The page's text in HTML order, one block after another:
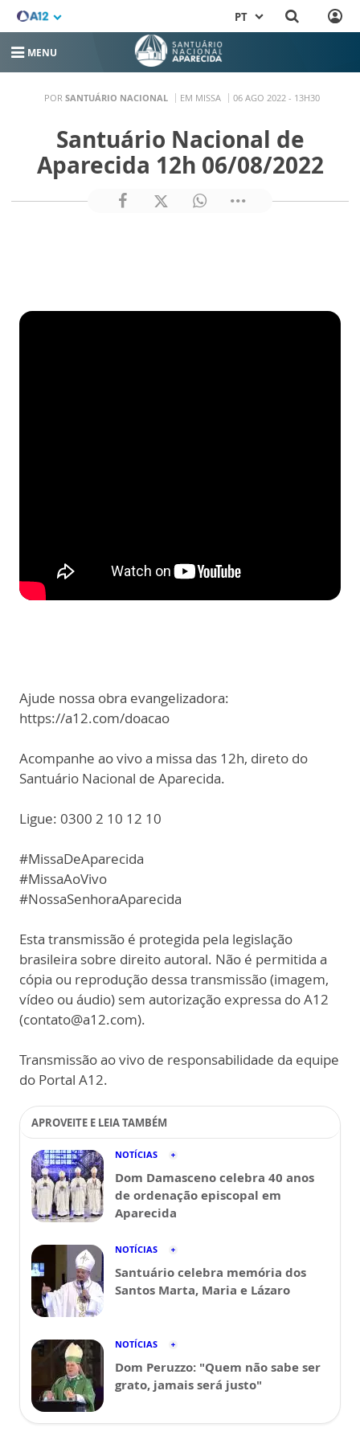
PT
MENU
POR SANTUÁRIO NACIONAL EM MISSA 06 AGO 2022 - 13H30
Santuário Nacional de
Aparecida 12h 06/08/2022
Ajude nossa obra evangelizadora:
https://a12.com/doacao
Acompanhe ao vivo a missa das 12h, direto do
Santuário Nacional de Aparecida.
Ligue: 0300 2 10 12 10
#MissaDeAparecida
#MissaAoVivo
#NossaSenhoraAparecida
Esta transmissão é protegida pela legislação
brasileira sobre direito autoral. Não é permitida a
cópia ou reprodução dessa transmissão (imagem,
vídeo ou áudio) sem autorização expressa do A12
(contato@a12.com).
Transmissão ao vivo de responsabilidade da equipe
do Portal A12.
APROVEITE E LEIA TAMBÉM
NOTÍCIAS
Dom Damasceno celebra 40 anos
de ordenação episcopal em
Aparecida
NOTÍCIAS
Santuário celebra memória dos
Santos Marta, Maria e Lázaro
NOTÍCIAS
Dom Peruzzo: "Quem não sabe ser
grato, jamais será justo"